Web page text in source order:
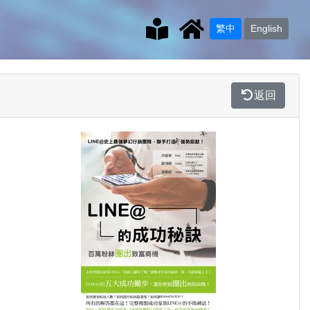
繁中 English
返回
Previous